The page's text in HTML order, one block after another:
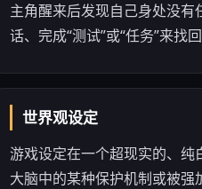
主角醒来后发现自己身处没有
话、完成“测试”或“任务”来找
世界观设定
游戏设定在一个超现实的、
大脑中的某种保护机制或被强